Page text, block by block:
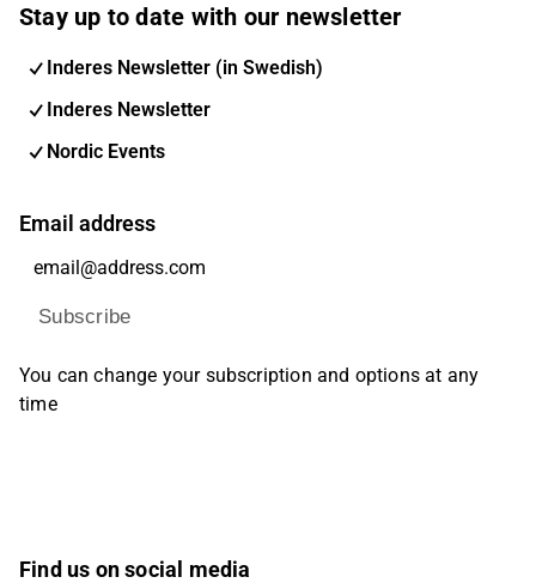
Stay up to date with our newsletter
Inderes Newsletter (in Swedish)
Inderes Newsletter
Nordic Events
Email address
Subscribe
You can change your subscription and options at any
time
Find us on social media